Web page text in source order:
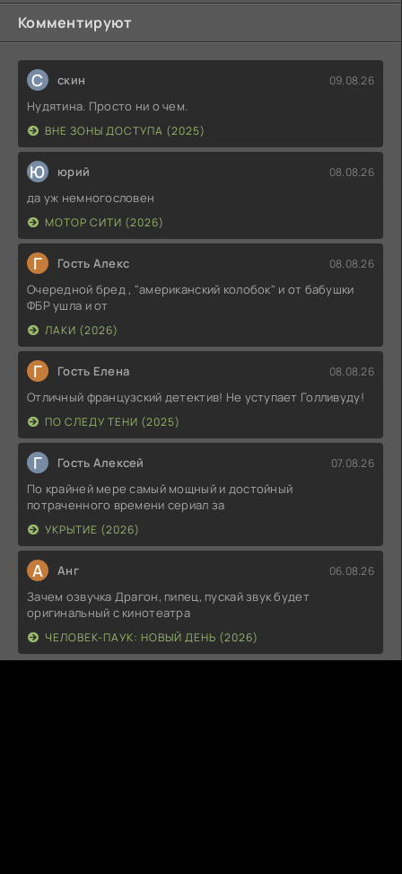
Комментируют
С скин 09.08.26
Нудятина. Просто ни о чем.
ВНЕ ЗОНЫ ДОСТУПА (2025)
Ю юрий 08.08.26
да уж немногословен
МОТОР СИТИ (2026)
Г Гость Алекс 08.08.26
Очередной бред , "американский колобок" и от бабушки
ФБР ушла и от
ЛАКИ (2026)
Г Гость Елена 08.08.26
Отличный французский детектив! Не уступает Голливуду!
ПО СЛЕДУ ТЕНИ (2025)
Г Гость Алексей 07.08.26
По крайней мере самый мощный и достойный
потраченного времени сериал за
УКРЫТИЕ (2026)
А Анг 06.08.26
Зачем озвучка Драгон, пипец, пускай звук будет
оригинальный с кинотеатра
ЧЕЛОВЕК-ПАУК: НОВЫЙ ДЕНЬ (2026)